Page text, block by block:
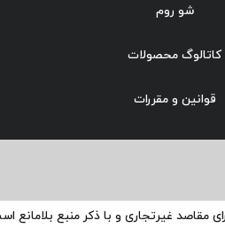
شو روم
کاتالوگ محصولات
قوانین و مقررات
مقاصد غیرتجاری و با ذکر منبع